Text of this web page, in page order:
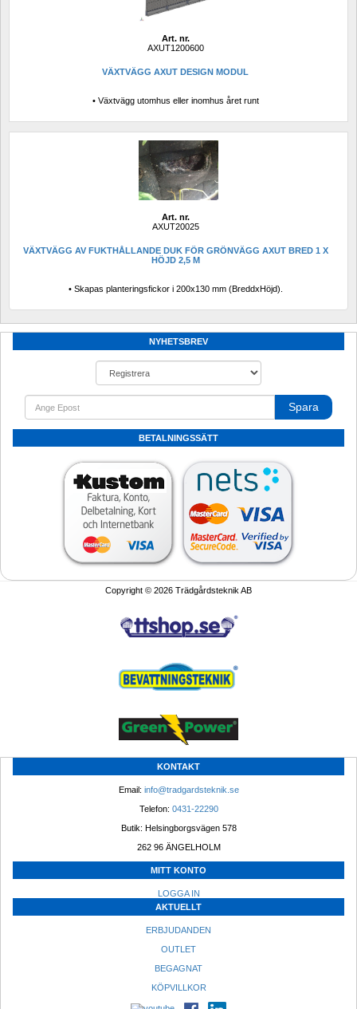
Art. nr.
AXUT1200600
VÄXTVÄGG AXUT DESIGN MODUL
• Växtvägg utomhus eller inomhus året runt
Art. nr.
AXUT20025
VÄXTVÄGG AV FUKTHÅLLANDE DUK FÖR GRÖNVÄGG AXUT BRED 1 X
HÖJD 2,5 M
• Skapas planteringsfickor i 200x130 mm (BreddxHöjd).
NYHETSBREV
Spara
BETALNINGSSÄTT
Copyright © 2026 Trädgårdsteknik AB
KONTAKT
Email: info@tradgardsteknik.se
Telefon: 0431-22290
Butik: Helsingborgsvägen 578
262 96 ÄNGELHOLM
MITT KONTO
LOGGA IN
AKTUELLT
ERBJUDANDEN
OUTLET
BEGAGNAT
KÖPVILLKOR